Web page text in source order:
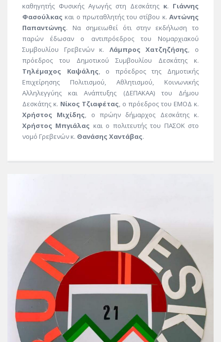
καθηγητής Φυσικής Αγωγής στη Δεσκάτης κ. Γιάννης
Φασούλκας και ο πρωταθλητής του στίβου κ. Αντώνης
Παπαντώνης. Να σημειωθεί ότι στην εκδήλωση το
παρών έδωσαν ο αντιπρόεδρος του Νομαρχιακού
Συμβουλίου Γρεβενών κ. Λάμπρος Χατζηζήσης, ο
πρόεδρος του Δημοτικού Συμβουλίου Δεσκάτης κ.
Τηλέμαχος Καψάλης, ο πρόεδρος της Δημοτικής
Επιχείρησης Πολιτισμού, Αθλητισμού, Κοινωνικής
Αλληλεγγύης και Ανάπτυξης (ΔΕΠΑΚΑΑ) του Δήμου
Δεσκάτης κ. Νίκος Τζιαφέτας, ο πρόεδρος του ΕΜΟΔ κ.
Χρήστος Μιχίδης, ο πρώην δήμαρχος Δεσκάτης κ.
Χρήστος Μπγιάλας και ο πολιτευτής του ΠΑΣΟΚ στο
νομό Γρεβενών κ. Θανάσης Χαντάβας.